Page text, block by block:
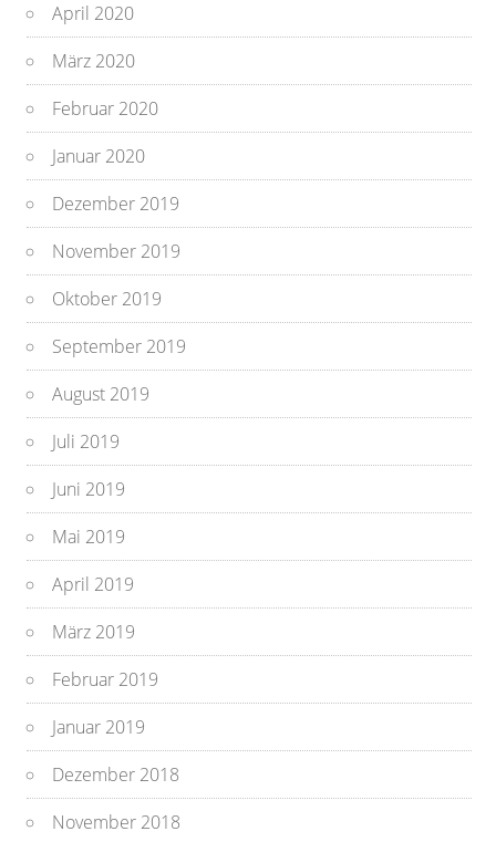
April 2020
März 2020
Februar 2020
Januar 2020
Dezember 2019
November 2019
Oktober 2019
September 2019
August 2019
Juli 2019
Juni 2019
Mai 2019
April 2019
März 2019
Februar 2019
Januar 2019
Dezember 2018
November 2018